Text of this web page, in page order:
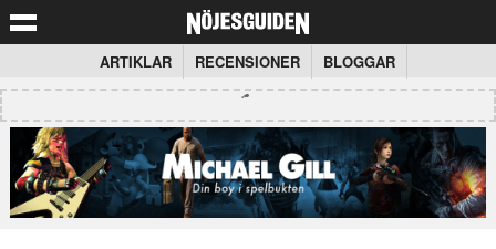
ARTIKLAR RECENSIONER BLOGGAR